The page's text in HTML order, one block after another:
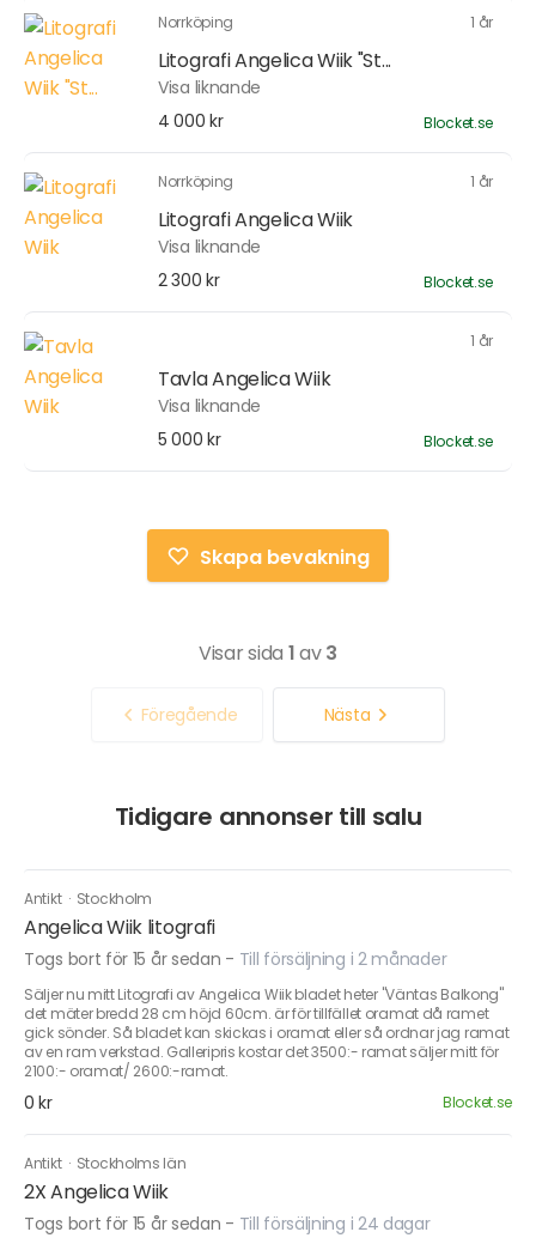
Norrköping 1 år
Litografi Angelica Wiik "St...
Visa liknande
4 000 kr
Blocket.se
Norrköping 1 år
Litografi Angelica Wiik
Visa liknande
2 300 kr
Blocket.se
1 år
Tavla Angelica Wiik
Visa liknande
5 000 kr
Blocket.se
Skapa bevakning
Visar sida 1av3
Föregående Nästa
Tidigare annonser till salu
Antikt · Stockholm
Angelica Wiik litografi
Togs bort för 15 år sedan - Till försäljning i 2 månader
Säljer nu mitt Litografi av Angelica Wiik bladet heter "Väntas Balkong"
det mäter bredd 28 cm höjd 60cm. är för tillfället oramat då ramet
gick sönder. Så bladet kan skickas i oramat eller så ordnar jag ramat
av en ram verkstad. Galleripris kostar det 3500:- ramat säljer mitt för
2100:- oramat/ 2600:-ramat.
0 kr Blocket.se
Antikt · Stockholms län
2X Angelica Wiik
Togs bort för 15 år sedan - Till försäljning i 24 dagar